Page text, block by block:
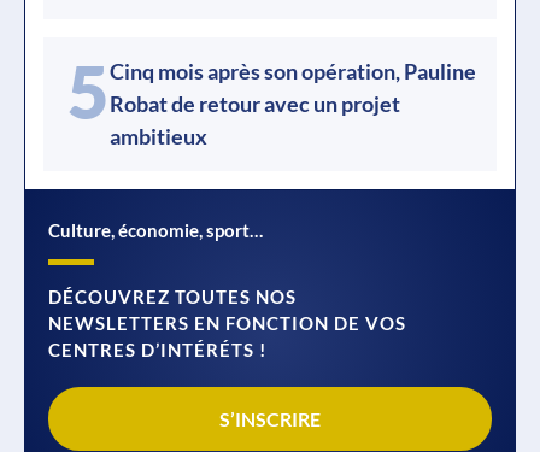
5Cinq mois après son opération, Pauline
Robat de retour avec un projet
ambitieux
Culture, économie, sport…
DÉCOUVREZ TOUTES NOS
NEWSLETTERS EN FONCTION DE VOS
CENTRES D’INTÉRÉTS !
S’INSCRIRE